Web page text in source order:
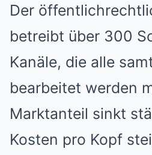
Der
betreibt über 300
Kanäle, die alle
bearbeitet werden
Marktanteil sinkt
Kosten pro Kopf